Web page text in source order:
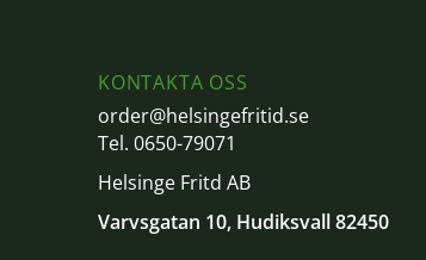
KONTAKTA OSS
order@helsingefritid.se
Tel. 0650-79071
Helsinge Fritd AB
Varvsgatan 10, Hudiksvall 82450